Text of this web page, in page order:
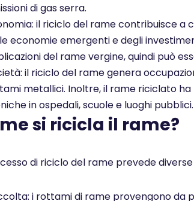
di gas serra.
il riciclo del rame contribuisce
economie emergenti e degli
del rame vergine, quindi può
il riciclo del rame genera
metallici. Inoltre, il rame riciclato
in ospedali, scuole e luoghi pubblici.
si ricicla il rame?
di riciclo del rame prevede diverse
i rottami di rame provengono da